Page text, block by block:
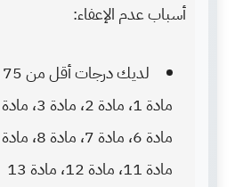
أسباب عدم الإعفاء:
مادة 11، مادة 12، مادة 13